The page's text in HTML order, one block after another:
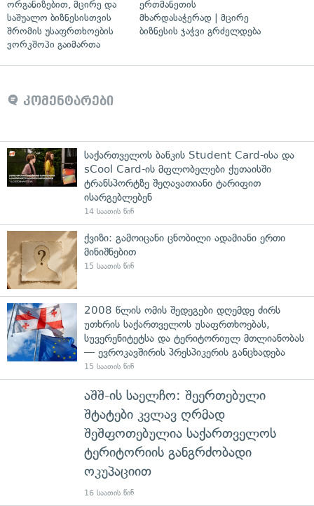
ორგანიზებით, მცირე და
საშუალო ბიზნესისთვის
შრომის უსაფრთხოების
ვორკშოპი გაიმართა
ერთმანეთის
მხარდასაჭერად | მცირე
ბიზნესის ჯაჭვი გრძელდება
კომენტარები
საქართველოს ბანკის Student Card-ისა და
sCool Card-ის მფლობელები ქუთაისში
ტრანსპორტზე შეღავათიანი ტარიფით
ისარგებლებენ
14 საათის წინ
ქვიზი: გამოიცანი ცნობილი ადამიანი ერთი
მინიშნებით
15 საათის წინ
2008 წლის ომის შედეგები დღემდე ძირს
უთხრის საქართველოს უსაფრთხოებას,
სუვერენიტეტსა და ტერიტორიულ მთლიანობას
— ევროკავშირის პრესპიკერის განცხადება
15 საათის წინ
აშშ-ის საელჩო: შეერთებული
შტატები კვლავ ღრმად
შეშფოთებულია საქართველოს
ტერიტორიის განგრძობადი
ოკუპაციით
16 საათის წინ